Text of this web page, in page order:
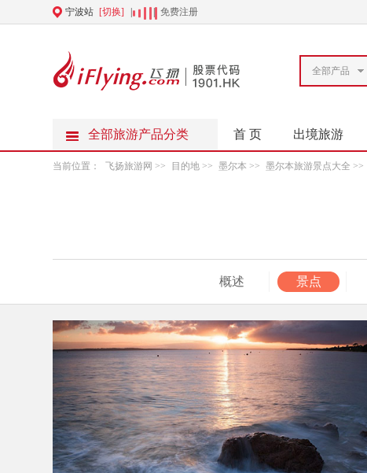
宁波站 [切换] | 免费注册
全部产品
全部旅游产品分类 首 页 出境旅游
当前位置： 飞扬旅游网 >> 目的地 >> 墨尔本 >> 墨尔本旅游景点大全 >>
概述 景点